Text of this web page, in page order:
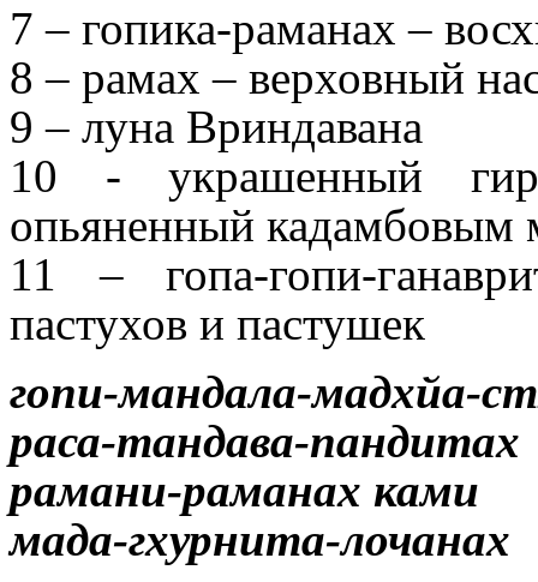
7 – гопика-раманах –
8 – рамах – верховный
9 – луна Вриндавана
10 - украшенный
опьяненный кадамбовым
11 – гопа-гопи-
пастухов и пастушек
гопи-мандала-мадхйа-
раса-тандава-пандитах
рамани-раманах ками
мада-гхурнита-лочанах